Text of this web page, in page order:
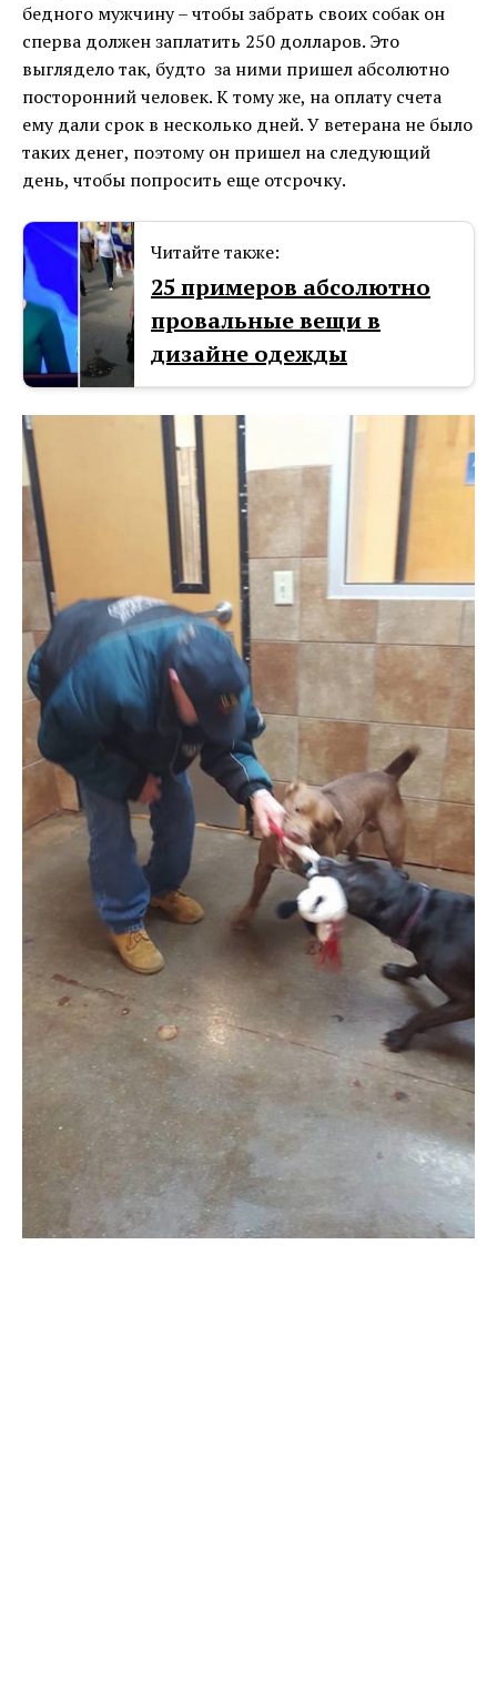
бедного мужчину – чтобы забрать своих собак он
сперва должен заплатить 250 долларов. Это
выглядело так, будто за ними пришел абсолютно
посторонний человек. К тому же, на оплату счета
ему дали срок в несколько дней. У ветерана не было
таких денег, поэтому он пришел на следующий
день, чтобы попросить еще отсрочку.
Читайте также:
25 примеров абсолютно
провальные вещи в
дизайне одежды